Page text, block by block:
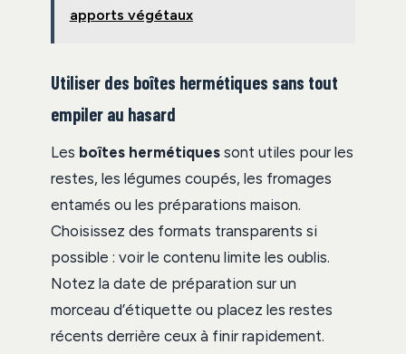
apports végétaux
Utiliser des boîtes hermétiques sans tout
empiler au hasard
Les boîtes hermétiques sont utiles pour les
restes, les légumes coupés, les fromages
entamés ou les préparations maison.
Choisissez des formats transparents si
possible : voir le contenu limite les oublis.
Notez la date de préparation sur un
morceau d’étiquette ou placez les restes
récents derrière ceux à finir rapidement.